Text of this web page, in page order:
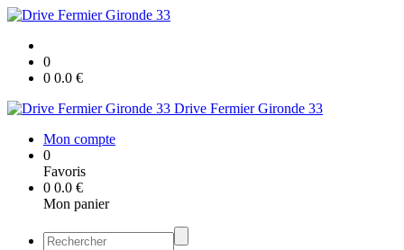
0
0 0.0 €
Drive Fermier Gironde 33
Mon compte
0
Favoris
0 0.0 €
Mon panier